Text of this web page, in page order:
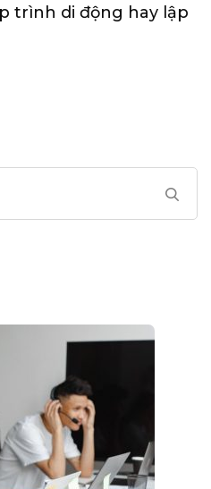
trình di động hay lập